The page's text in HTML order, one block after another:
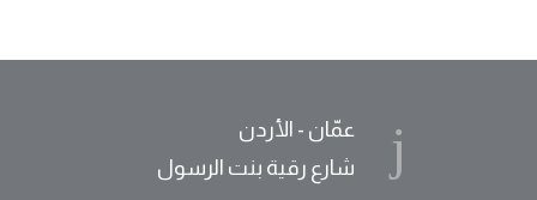
عمّان - الأردن
شارع رقية بنت الرسول